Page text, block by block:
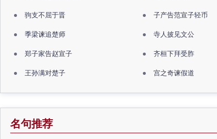
驹支不屈于晋 子产告范宣子轻币
季梁谏追楚师 寺人披见文公
郑子家告赵宣子 齐桓下拜受胙
王孙满对楚子 宫之奇谏假道
名句推荐